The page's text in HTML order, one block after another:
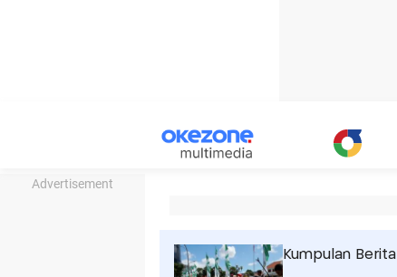
Advertisement
Kumpulan Berita